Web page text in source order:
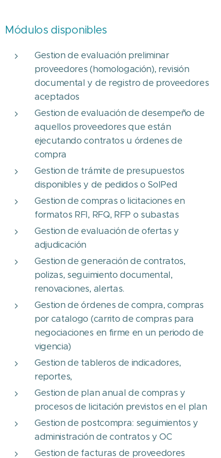
Módulos disponibles
Gestion de evaluación preliminar
proveedores (homologación), revisión
documental y de registro de proveedores
aceptados
Gestion de evaluación de desempeño de
aquellos proveedores que están
ejecutando contratos u órdenes de
compra
Gestion de trámite de presupuestos
disponibles y de pedidos o SolPed
Gestion de compras o licitaciones en
formatos RFI, RFQ, RFP o subastas
Gestion de evaluación de ofertas y
adjudicación
Gestion de generación de contratos,
polizas, seguimiento documental,
renovaciones, alertas.
Gestion de órdenes de compra, compras
por catalogo (carrito de compras para
negociaciones en firme en un periodo de
vigencia)
Gestion de tableros de indicadores,
reportes,
Gestion de plan anual de compras y
procesos de licitación previstos en el plan
Gestion de postcompra: seguimientos y
administración de contratos y OC
Gestion de facturas de proveedores